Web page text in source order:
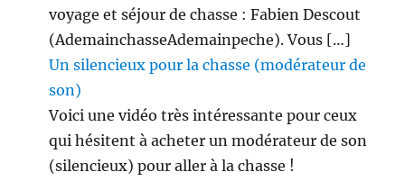
voyage et séjour de chasse : Fabien Descout
(AdemainchasseAdemainpeche). Vous […]
Un silencieux pour la chasse (modérateur de
son)
Voici une vidéo très intéressante pour ceux
qui hésitent à acheter un modérateur de son
(silencieux) pour aller à la chasse !